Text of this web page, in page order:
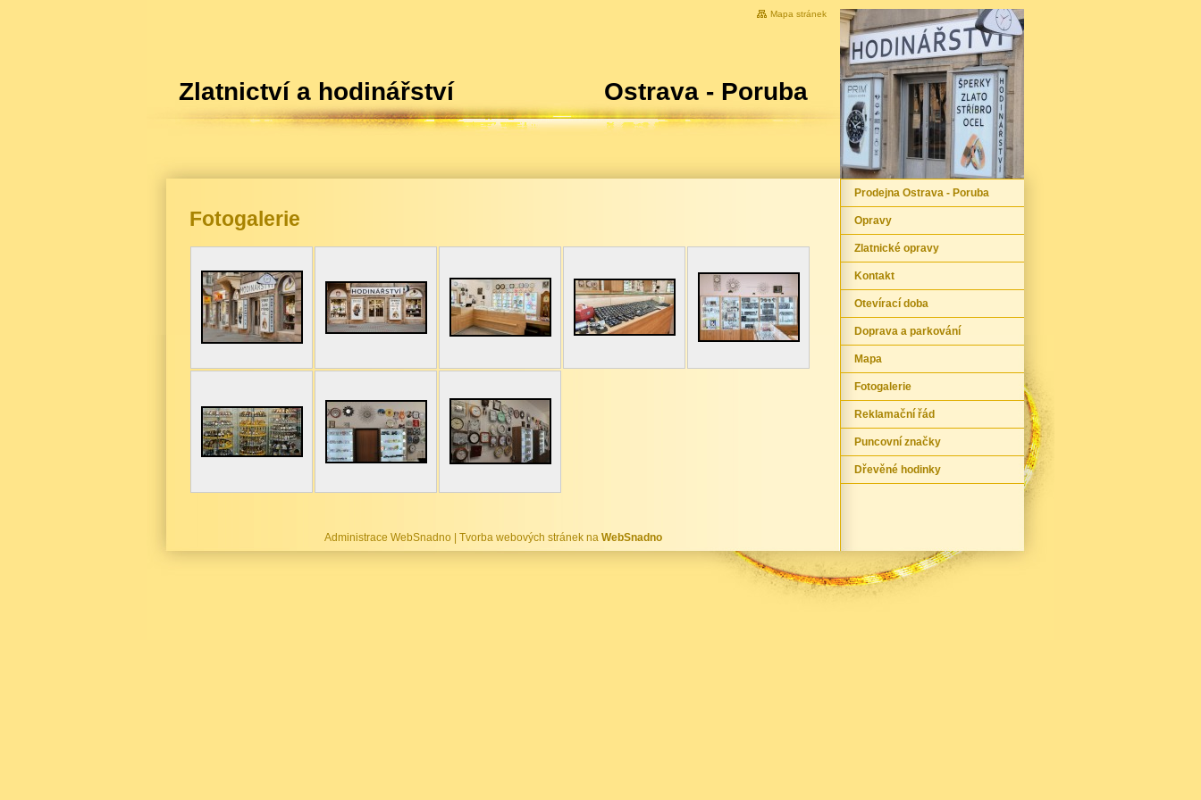
Zlatnictví a hodinářství Ostrava - Poruba
Mapa stránek
Fotogalerie
Prodejna Ostrava - Poruba
Opravy
Zlatnické opravy
Kontakt
Otevírací doba
Doprava a parkování
Mapa
Fotogalerie
Reklamační řád
Puncovní značky
Dřevěné hodinky
Administrace WebSnadno| Tvorba webových stránek na WebSnadno